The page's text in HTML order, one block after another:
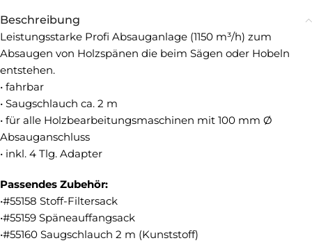
Beschreibung
Leistungsstarke Profi Absauganlage (1150 m³/h) zum
Absaugen von Holzspänen die beim Sägen oder Hobeln
entstehen.
• fahrbar
• Saugschlauch ca. 2 m
• für alle Holzbearbeitungsmaschinen mit 100 mm Ø
Absauganschluss
• inkl. 4 Tlg. Adapter
Passendes Zubehör:
•#55158 Stoff-Filtersack
•#55159 Späneauffangsack
•#55160 Saugschlauch 2 m (Kunststoff)